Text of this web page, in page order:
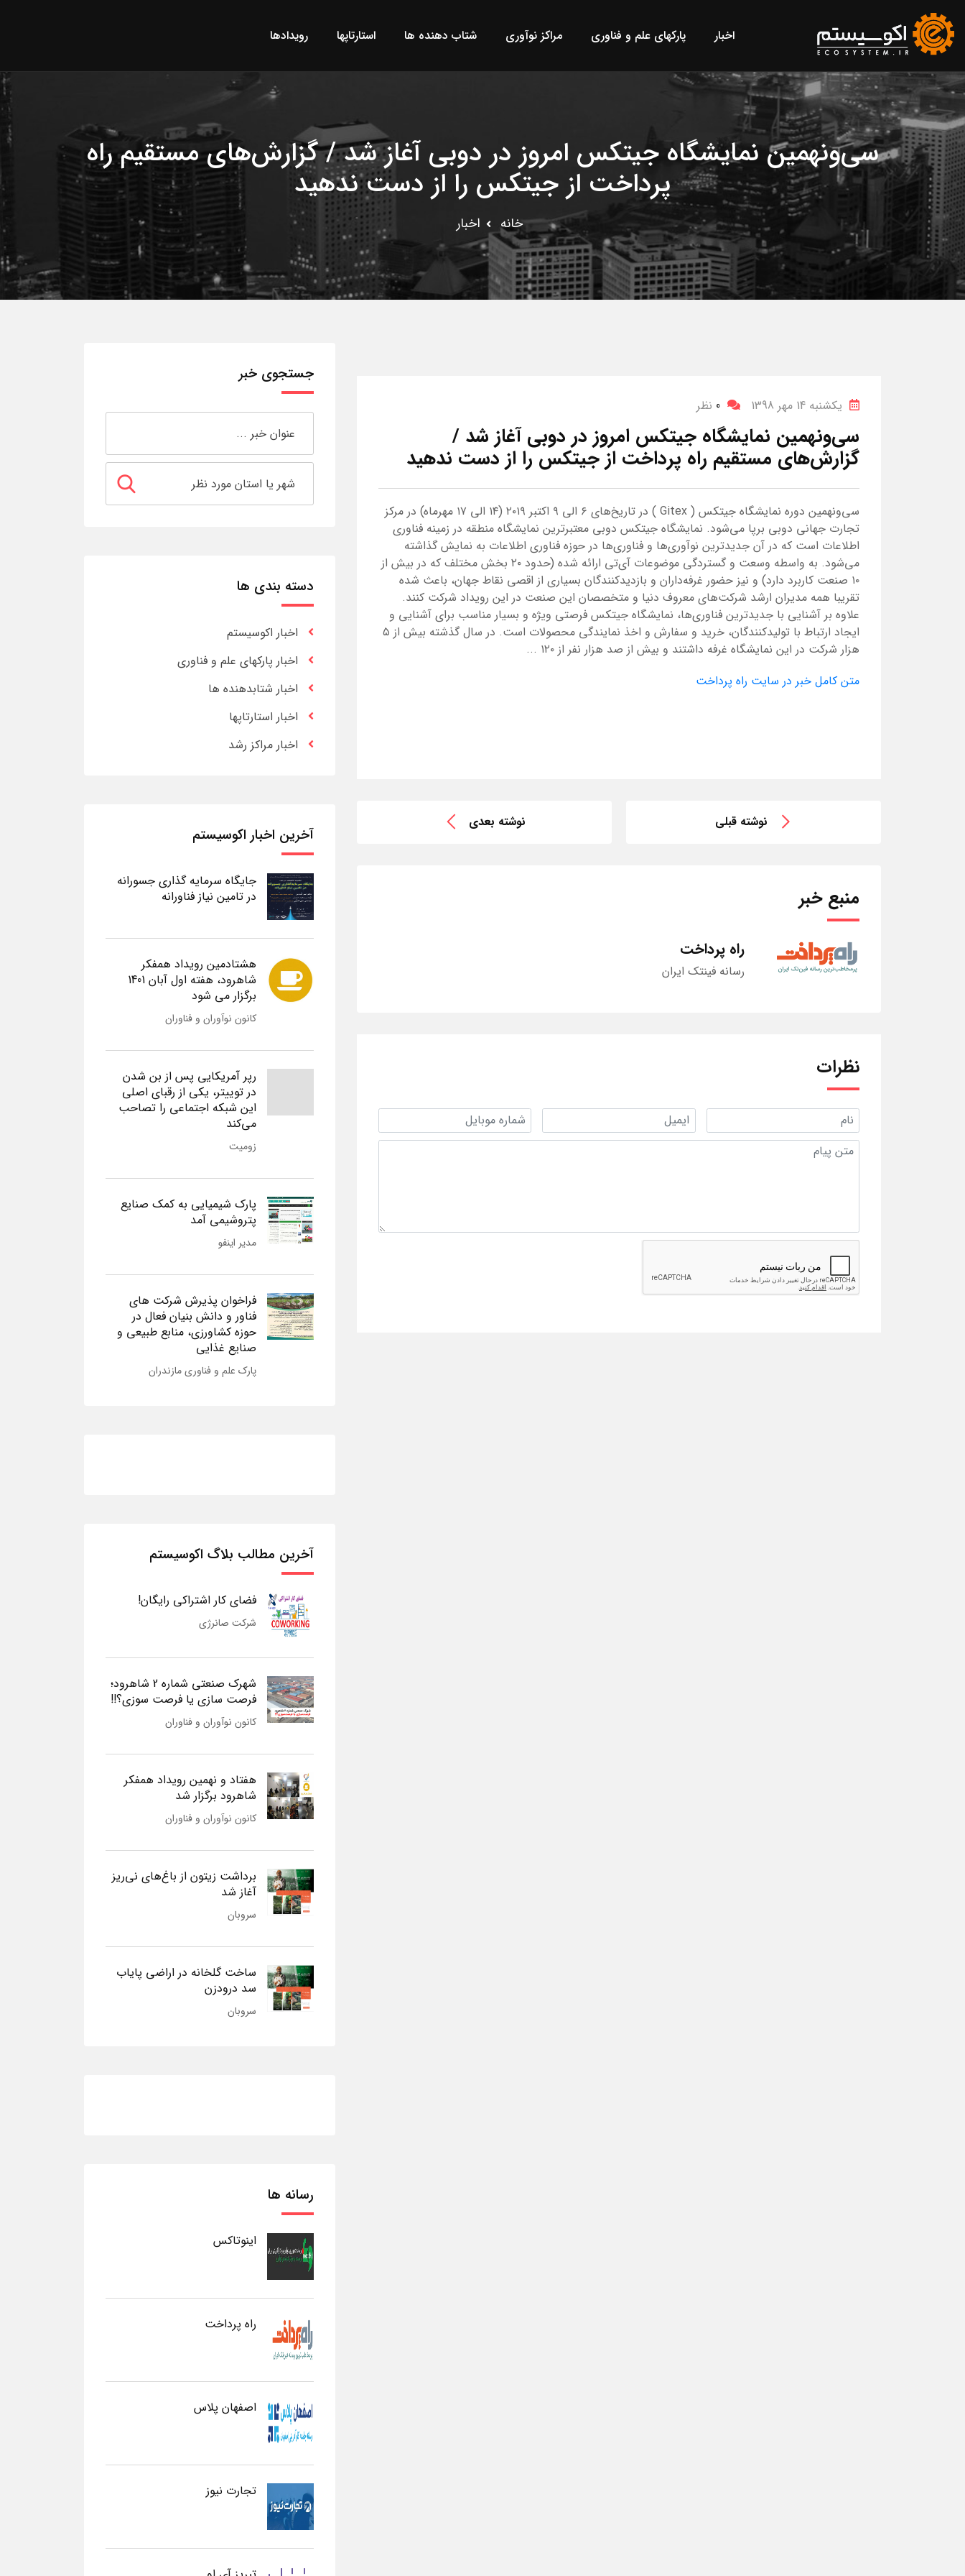
اخبار پارکهای علم و فناوری مراکز نوآوری شتاب دهنده ها استارتاپها رویدادها
سی‌ونهمین نمایشگاه جیتکس امروز در دوبی آغاز شد / گزارش‌های مستقیم راه
پرداخت از جیتکس را از دست ندهید
خانه اخبار
یکشنبه 14 مهر 1398 0 نظر
سی‌ونهمین نمایشگاه جیتکس امروز در دوبی آغاز شد /
گزارش‌های مستقیم راه پرداخت از جیتکس را از دست ندهید
سی‌ونهمین دوره نمایشگاه جیتکس ( Gitex ) در تاریخ‌های ۶ الی ۹ اکتبر ۲۰۱۹ (۱۴ الی ۱۷ مهرماه) در مرکز
تجارت جهانی دوبی برپا می‌شود. نمایشگاه جیتکس دوبی معتبرترین نمایشگاه منطقه در زمینه فناوری
اطلاعات است که در آن جدیدترین نوآوری‌ها و فناوری‌ها در حوزه فناوری اطلاعات به نمایش گذاشته
می‌شود. به واسطه وسعت و گستردگی موضوعات آی‌تی ارائه شده (حدود ۲۰ بخش مختلف که در بیش از
۱۰ صنعت کاربرد دارد) و نیز حضور غرفه‌داران و بازدیدکنندگان بسیاری از اقصی نقاط جهان، باعث شده
تقریبا همه مدیران ارشد شرکت‌های معروف دنیا و متخصصان این صنعت در این رویداد شرکت کنند.
علاوه بر آشنایی با جدیدترین فناوری‌ها، نمایشگاه جیتکس فرصتی ویژه و بسیار مناسب برای آشنایی و
ایجاد ارتباط با تولیدکنندگان، خرید و سفارش و اخذ نمایندگی محصولات است. در سال گذشته بیش از ۵
هزار شرکت در این نمایشگاه غرفه داشتند و بیش از صد هزار نفر از ۱۲۰ ...
متن کامل خبر در سایت راه پرداخت
نوشته قبلی نوشته بعدی
منبع خبر
راه پرداخت
رسانه فینتک ایران
نظرات
جستجوی خبر
دسته بندی ها
اخبار اکوسیستم
اخبار پارکهای علم و فناوری
اخبار شتابدهنده ها
اخبار استارتاپها
اخبار مراکز رشد
آخرین اخبار اکوسیستم
جایگاه سرمایه گذاری جسورانه
در تامین نیاز فناورانه
هشتادمین رویداد همفکر
شاهرود، هفته اول آبان 1401
برگزار می شود
کانون نوآوران و فناوران
رپر آمریکایی پس از بن شدن
در توییتر، یکی از رقبای اصلی
این شبکه اجتماعی را تصاحب
می‌کند
زومیت
پارک شیمیایی به کمک صنایع
پتروشیمی آمد
مدیر اینفو
فراخوان پذیرش شرکت های
فناور و دانش بنیان فعال در
حوزه کشاورزی، منابع طبیعی و
صنایع غذایی
پارک علم و فناوری مازندران
آخرین مطالب بلاگ اکوسیستم
فضای کار اشتراکی رایگان!
شرکت صانرژی
شهرک صنعتی شماره 2 شاهرود؛
فرصت سازی یا فرصت سوزی؟!!
کانون نوآوران و فناوران
هفتاد و نهمین رویداد همفکر
شاهرود برگزار شد
کانون نوآوران و فناوران
برداشت زیتون از باغ‌های نی‌ریز
آغاز شد
سروبان
ساخت گلخانه در اراضی پایاب
سد درودزن
سروبان
رسانه ها
اینوتاکس
راه پرداخت
اصفهان پلاس
تجارت نیوز